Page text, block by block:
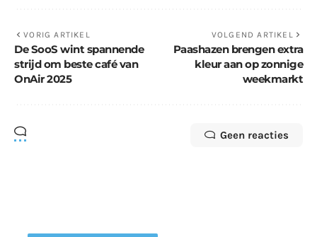
VORIG ARTIKEL
De SooS wint spannende
strijd om beste café van
OnAir 2025
VOLGEND ARTIKEL
Paashazen brengen extra
kleur aan op zonnige
weekmarkt
Geen reacties